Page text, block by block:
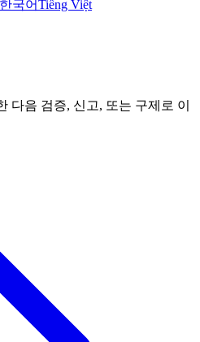
한국어Tiếng Việt
다음 검증, 신고, 또는 구제로 이